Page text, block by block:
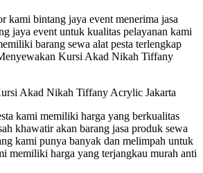
kami bintang jaya event menerima jasa
jaya event untuk kualitas pelayanan kami
barang sewa alat pesta terlengkap
Kursi Akad Nikah Tiffany
kami memiliki harga yang berkualitas
khawatir akan barang jasa produk sewa
kami punya banyak dan melimpah untuk
memiliki harga yang terjangkau murah anti